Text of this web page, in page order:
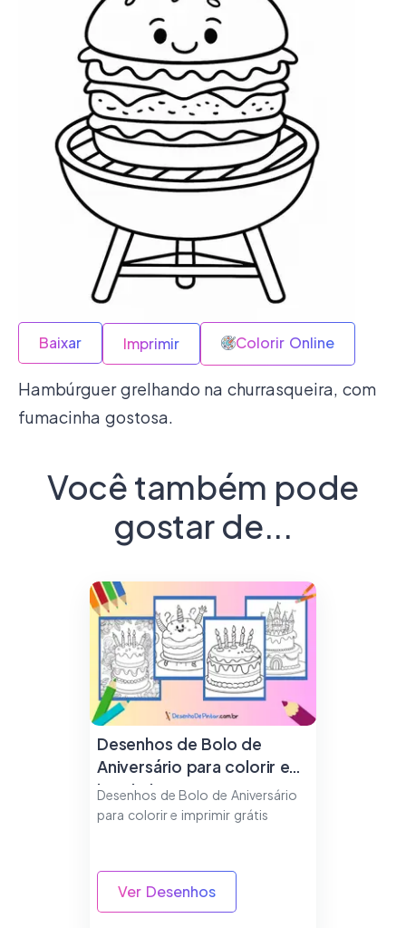
Baixar Imprimir Colorir Online
Hambúrguer grelhando na churrasqueira, com
fumacinha gostosa.
Você também pode
gostar de...
Desenhos de Bolo de
Aniversário para colorir e
imprimir
Desenhos de Bolo de Aniversário
para colorir e imprimir grátis
Ver Desenhos